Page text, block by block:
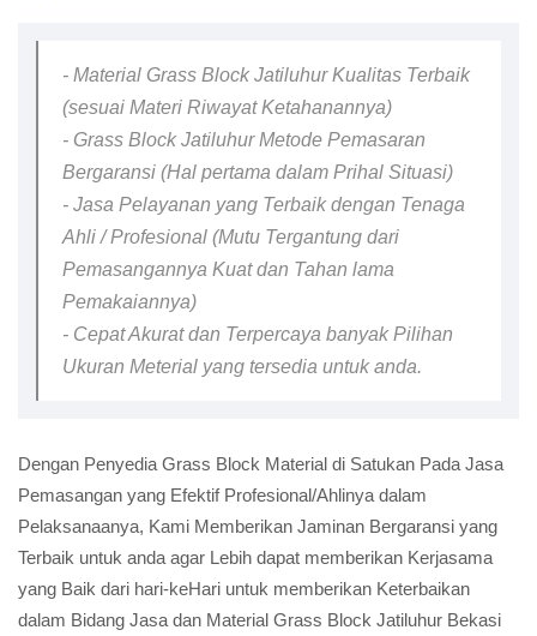
- Material Grass Block Jatiluhur Kualitas Terbaik
(sesuai Materi Riwayat Ketahanannya)
- Grass Block Jatiluhur Metode Pemasaran
Bergaransi (Hal pertama dalam Prihal Situasi)
- Jasa Pelayanan yang Terbaik dengan Tenaga
Ahli / Profesional (Mutu Tergantung dari
Pemasangannya Kuat dan Tahan lama
Pemakaiannya)
- Cepat Akurat dan Terpercaya banyak Pilihan
Ukuran Meterial yang tersedia untuk anda.
Dengan Penyedia Grass Block Material di Satukan Pada Jasa
Pemasangan yang Efektif Profesional/Ahlinya dalam
Pelaksanaanya, Kami Memberikan Jaminan Bergaransi yang
Terbaik untuk anda agar Lebih dapat memberikan Kerjasama
yang Baik dari hari-keHari untuk memberikan Keterbaikan
dalam Bidang Jasa dan Material Grass Block Jatiluhur Bekasi